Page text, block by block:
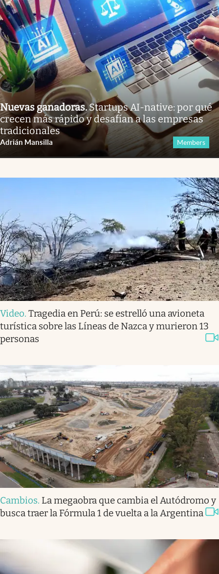
Nuevas ganadoras.Startups AI-native: por qué
crecen más rápido y desafían a las empresas
tradicionales
Adrián Mansilla Members
Video. Tragedia en Perú: se estrelló una avioneta
turística sobre las Líneas de Nazca y murieron 13
personas
Cambios. La megaobra que cambia el Autódromo y
busca traer la Fórmula 1 de vuelta a la Argentina